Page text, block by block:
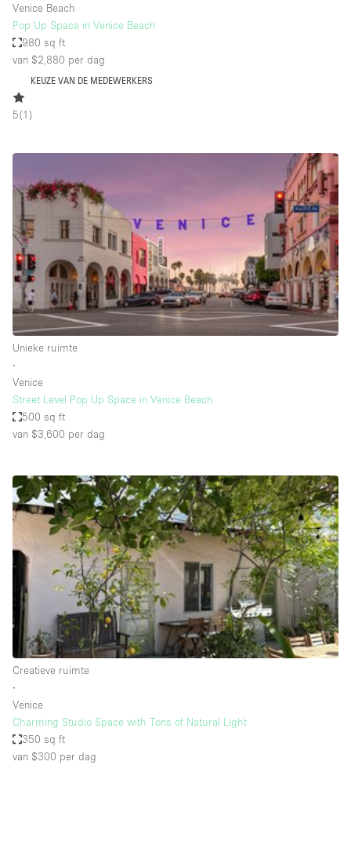
Kantoorruimte
Kraampje / Kiosk / Stalletje
Kraampje / Marktkraam
Restaurant / Bar / Café
Salon
Unieke ruimte
Vergaderruimte
Vrachtwagen
Winkel delen
Kenmerken ruimte
Animals Friendly
Audio- en videoapparatuur
Auto display
Badkamer
Bar
Begane grond
Beveiligingssysteem
Concierge
Dakterras
Drankvergunning
Venice Beach
Pop Up Space in Venice Beach
980 sq ft
van $2,880 per dag
KEUZE VAN DE MEDEWERKERS
5(1 )
Unieke ruimte
∙
Venice
Street Level Pop Up Space in Venice Beach
500 sq ft
van $3,600 per dag
Creatieve ruimte
∙
Venice
Charming Studio Space with Tons of Natural Light
350 sq ft
van $300 per dag